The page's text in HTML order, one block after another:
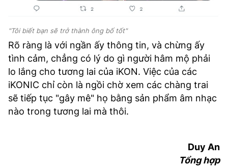
"Tôi biết bạn sẽ trở thành ông bố tốt"
Rõ ràng là với ngần ấy thông tin, và chừng ấy
tình cảm, chẳng có lý do gì người hâm mộ phải
lo lắng cho tương lai của iKON. Việc của các
iKONIC chỉ còn là ngồi chờ xem các chàng trai
sẽ tiếp tục "gây mê" họ bằng sản phẩm âm nhạc
nào trong tương lai mà thôi.
Duy An
Tổng hợp